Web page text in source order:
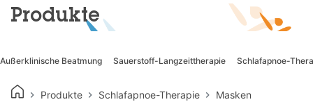
Produkte
Außerklinische Beatmung Sauerstoff-Langzeittherapie Schlafapnoe-
Produkte Schlafapnoe-Therapie
Masken